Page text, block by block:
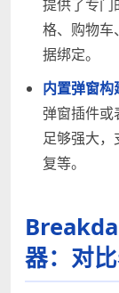
提供了专
格、购物车
据绑定。
内置弹窗构
弹窗插件
足够强大，
复等。
器：对